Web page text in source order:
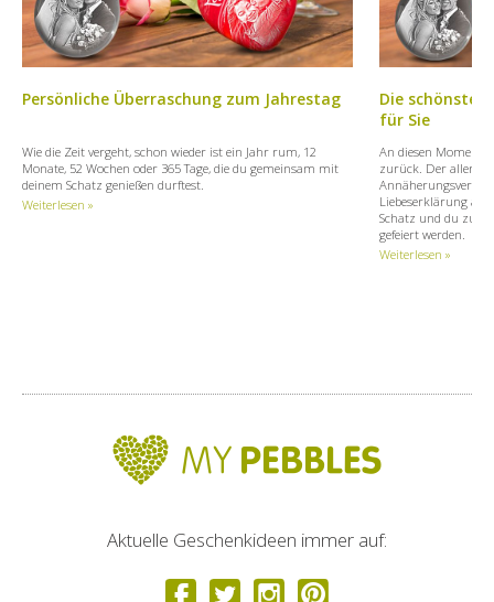
Persönliche Überraschung zum Jahrestag
Wie die Zeit vergeht, schon wieder ist ein Jahr rum, 12
Monate, 52 Wochen oder 365 Tage, die du gemeinsam mit
deinem Schatz genießen durftest.
Weiterlesen »
Die schönsten
für Sie
An diesen Moment
zurück. Der
Liebeserklärung
Schatz und du
gefeiert werden.
Weiterlesen »
Aktuelle Geschenkideen immer auf: